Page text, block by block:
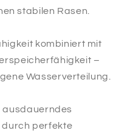
stabilen Rasen.
kombiniert mit
–
Wasserverteilung.
ausdauerndes
durch perfekte